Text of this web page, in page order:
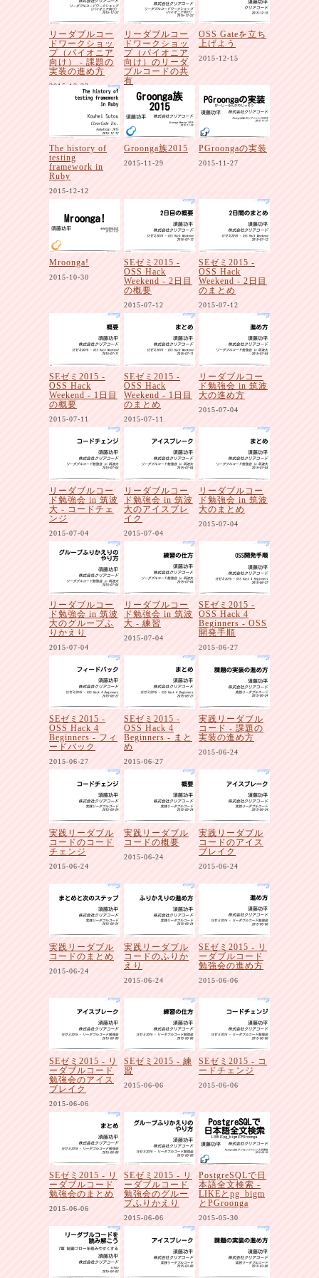
リーダブルコー
ドワークショッ
プ（パイオニア
向け） - 課題の
実装の進め方
2015-12-22
リーダブルコー
ドワークショッ
プ（パイオニア
向け）のリーダ
ブルコードの共
有
2015-12-22
OSS Gateを立ち
上げよう
2015-12-15
The history of
testing
framework in
Ruby
2015-12-12
Groonga族2015
2015-11-29
PGroongaの実装
2015-11-27
Mroonga!
2015-10-30
SEゼミ2015 -
OSS Hack
Weekend - 2日目
の概要
2015-07-12
SEゼミ2015 -
OSS Hack
Weekend - 2日目
のまとめ
2015-07-12
SEゼミ2015 -
OSS Hack
Weekend - 1日目
の概要
2015-07-11
SEゼミ2015 -
OSS Hack
Weekend - 1日目
のまとめ
2015-07-11
リーダブルコー
ド勉強会 in 筑波
大の進め方
2015-07-04
リーダブルコー
ド勉強会 in 筑波
大 - コードチェ
ンジ
2015-07-04
リーダブルコー
ド勉強会 in 筑波
大のアイスブレ
イク
2015-07-04
リーダブルコー
ド勉強会 in 筑波
大のまとめ
2015-07-04
リーダブルコー
ド勉強会 in 筑波
大のグループふ
りかえり
2015-07-04
リーダブルコー
ド勉強会 in 筑波
大 - 練習
2015-07-04
SEゼミ2015 -
OSS Hack 4
Beginners - OSS
開発手順
2015-06-27
SEゼミ2015 -
OSS Hack 4
Beginners - フィ
ードバック
2015-06-27
SEゼミ2015 -
OSS Hack 4
Beginners - まと
め
2015-06-27
実践リーダブル
コード - 課題の
実装の進め方
2015-06-24
実践リーダブル
コードのコード
チェンジ
2015-06-24
実践リーダブル
コードの概要
2015-06-24
実践リーダブル
コードのアイス
ブレイク
2015-06-24
実践リーダブル
コードのまとめ
2015-06-24
実践リーダブル
コードのふりか
えり
2015-06-24
SEゼミ2015 - リ
ーダブルコード
勉強会の進め方
2015-06-06
SEゼミ2015 - リ
ーダブルコード
勉強会のアイス
ブレイク
2015-06-06
SEゼミ2015 - 練
習
2015-06-06
SEゼミ2015 - コ
ードチェンジ
2015-06-06
SEゼミ2015 - リ
ーダブルコード
勉強会のまとめ
2015-06-06
SEゼミ2015 - リ
ーダブルコード
勉強会のグルー
プふりかえり
2015-06-06
PostgreSQLで日
本語全文検索 -
LIKEとpg_bigm
とPGroonga
2015-05-30